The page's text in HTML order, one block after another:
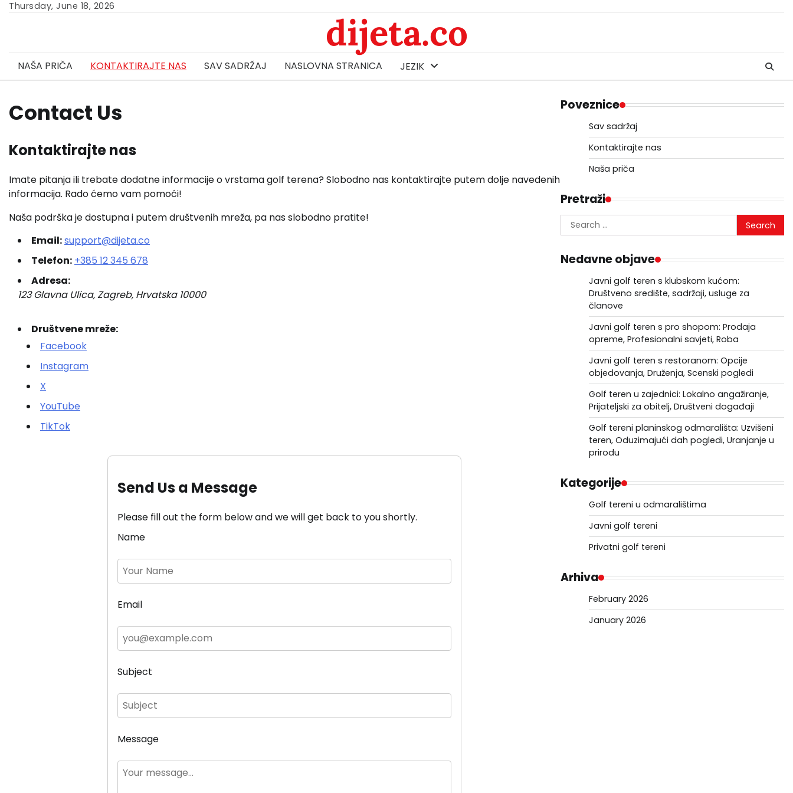
SkipThursday, June 18, 2026
dijeta.co
NAŠA PRIČA KONTAKTIRAJTE NAS SAV SADRŽAJ NASLOVNA STRANICA JEZIK
Contact Us
Kontaktirajte nas
Imate pitanja ili trebate dodatne informacije o vrstama golf terena? Slobodno nas kontaktirajte putem dolje navedenih
informacija. Rado ćemo vam pomoći!
Naša podrška je dostupna i putem društvenih mreža, pa nas slobodno pratite!
Email:support@dijeta.co
Telefon: +385 12 345 678
Adresa:
123 Glavna Ulica, Zagreb, Hrvatska 10000
Društvene mreže:
Facebook
Instagram
X
YouTube
TikTok
Send Us a Message
Please fill out the form below and we will get back to you shortly.
Name
Email
Subject
Message
Poveznice
Sav sadržaj
Kontaktirajte nas
Naša priča
Pretraži
Search
for:
Nedavne objave
Javni golf teren s klubskom kućom:
Društveno središte, sadržaji, usluge za
članove
Javni golf teren s pro shopom: Prodaja
opreme, Profesionalni savjeti, Roba
Javni golf teren s restoranom: Opcije
objedovanja, Druženja, Scenski pogledi
Golf teren u zajednici: Lokalno angažiranje,
Prijateljski za obitelj, Društveni događaji
Golf tereni planinskog odmarališta: Uzvišeni
teren, Oduzimajući dah pogledi, Uranjanje u
prirodu
Kategorije
Golf tereni u odmaralištima
Javni golf tereni
Privatni golf tereni
Arhiva
February 2026
January 2026